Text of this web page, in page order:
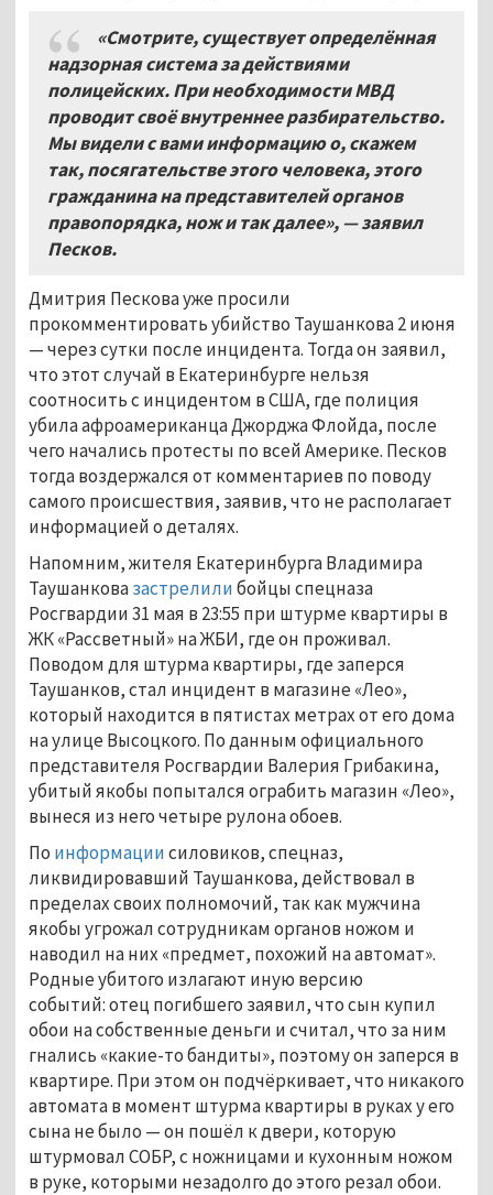
«Смотрите,существует определённая
надзорная система за действиями
полицейских.При необходимости МВД
проводит своё внутреннее разбирательство.
Мы видели с вами информацию о,скажем
так,посягательстве этого человека,этого
гражданина на представителей органов
правопорядка,нож и так далее», — заявил
Песков.
Дмитрия Пескова уже просили
прокомментировать убийство Таушанкова 2 июня
— через сутки после инцидента. Тогда он заявил,
что этот случай в Екатеринбурге нельзя
соотносить с инцидентом в США, где полиция
убила афроамериканца Джорджа Флойда, после
чего начались протесты по всей Америке. Песков
тогда воздержался от комментариев по поводу
самого происшествия, заявив, что не располагает
информацией о деталях.
Напомним, жителя Екатеринбурга Владимира
Таушанковазастрелилибойцы спецназа
Росгвардии 31 мая в 23:55 при штурме квартиры в
ЖК «Рассветный» на ЖБИ, где он проживал.
Поводом для штурма квартиры, где заперся
Таушанков, стал инцидент в магазине «Лео»,
который находится в пятистах метрах от его дома
на улице Высоцкого. По данным официального
представителя Росгвардии Валерия Грибакина,
убитый якобы попытался ограбить магазин «Лео»,
вынеся из него четыре рулона обоев.
По информациисиловиков, спецназ,
ликвидировавший Таушанкова, действовал в
пределах своих полномочий, так как мужчина
якобы угрожал сотрудникам органов ножом и
наводил на них «предмет, похожий на автомат».
Родные убитого излагают иную версию
событий: отец погибшего заявил, что сын купил
обои на собственные деньги и считал, что за ним
гнались «какие-то бандиты», поэтому он заперся в
квартире. При этом он подчёркивает, что никакого
автомата в момент штурма квартиры в руках у его
сына не было — он пошёл к двери, которую
штурмовал СОБР, с ножницами и кухонным ножом
в руке, которыми незадолго до этого резал обои.